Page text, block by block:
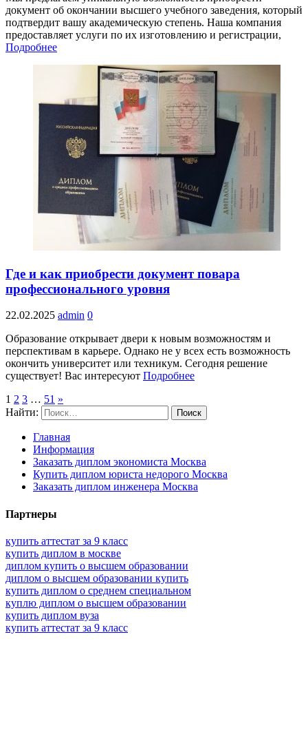
документ об окончании высшего учебного заведения, который
подтвердит вашу академическую степень. Наша компания
предоставляет услуги по их изготовлению и регистрации,
Подробнее
Где и как приобрести документ повара
профессионального уровня
22.02.2025 admin 0
Образование открывает двери к новым возможностям и
перспективам в карьере. Однако не у всех есть возможность
окончить университет или техникум. Сегодня решение
существует! Вас интересуют Подробнее
1 2 3 … 51 »
Найти:
Главная
Информация
Заказать диплом экономиста Москва
Купить диплом юриста недорого Москва
Заказать диплом инженера Москва
Партнеры
купить аттестат за 9 класс
купить диплом в москве
диплом купить о высшем образовании
диплом о высшем образовании купить
купить диплом о среднем специальном
куплю диплом о высшем образовании
купить диплом вуза
купить аттестат за 9 класс